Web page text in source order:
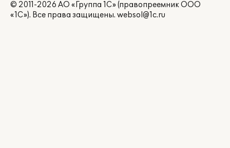
© 2011-2026 АО «Группа 1С» (правопреемник ООО
«1С»). Все права защищены. websol@1c.ru